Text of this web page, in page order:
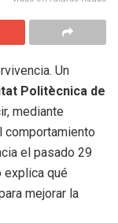
Un
Politècnica de
mediante
comportamiento
el pasado 29
explica qué
mejorar la